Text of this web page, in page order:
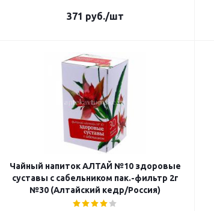
371 руб./шт
Чайный напиток АЛТАЙ №10 здоровые
суставы с сабельником пак.-фильтр 2г
№30 (Алтайский кедр/Россия)